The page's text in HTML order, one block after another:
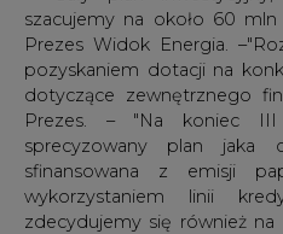
szacujemy na około 60 mln
Prezes Widok Energia.
pozyskaniem dotacji na
dotyczące zewnętrznego
Prezes. – "Na koniec III
sprecyzowany plan jaka
sfinansowana z emisji
wykorzystaniem linii
zdecydujemy się również